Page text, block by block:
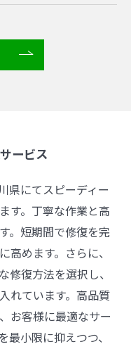
ービス
県にてスピーディー
す。丁寧な作業と高
。短期間で修復を完
めます。さらに、
修復方法を選択し、
れています。高品質
お客様に最適なサー
小限に抑えつつ、